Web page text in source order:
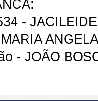
-
- JOÃO